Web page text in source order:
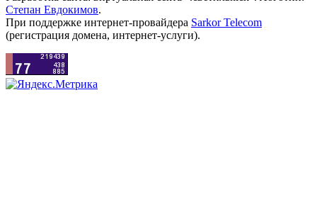
Степан Евдокимов.
При поддержке интернет-провайдера Sarkor Telecom
(регистрация домена, интернет-услуги).